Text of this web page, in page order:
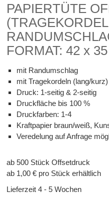
PAPIERTÜTE
FORMAT: 42 x
mit Randumschlag
mitTragekordeln (lang/kurz)
Druck: 1-seitig & 2-seitig
Druckfläche bis 100 %
Druckfarben: 1-4
Kraftpapier braun/weiß,
Veredelung auf Anfrage
ab 500 Stück Offsetdruck
ab 1,00 € pro Stück erhältlich
Lieferzeit 4 - 5 Wochen